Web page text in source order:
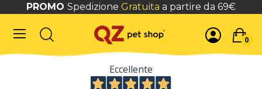
PROMO Spedizione Gratuita a partire da 69€
0
Eccellente